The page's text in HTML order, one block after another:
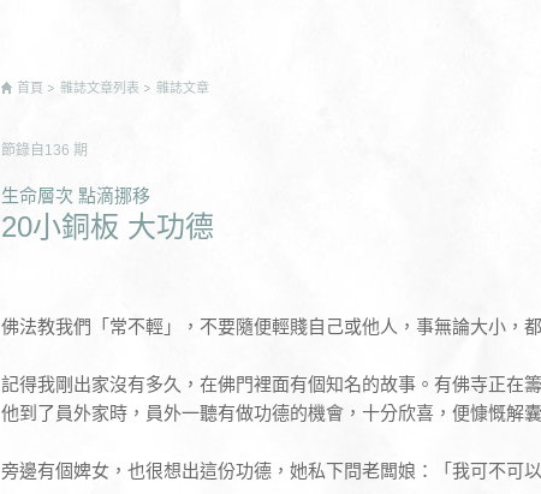
首頁 雜誌文章列表 雜誌文章
節錄自 136 期
生命層次 點滴挪移
20小銅板 大功德
佛法教我們「常不輕」，不要隨便輕賤自己或他人，事無論大小，
記得我剛出家沒有多久，在佛門裡面有個知名的故事。有佛寺正在
他到了員外家時，員外一聽有做功德的機會，十分欣喜，便慷慨解囊
旁邊有個婢女，也很想出這份功德，她私下問老闆娘：「我可不可以